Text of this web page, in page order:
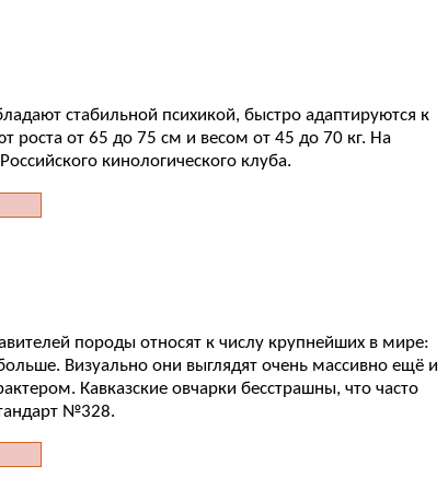
стабильной психикой, быстро адаптируются к
роста от 65 до 75 см и весом от 45 до 70 кг. На
кинологического клуба.
породы относят к числу крупнейших в мире:
Визуально они выглядят очень массивно ещё и
Кавказские овчарки бесстрашны, что часто
№328.